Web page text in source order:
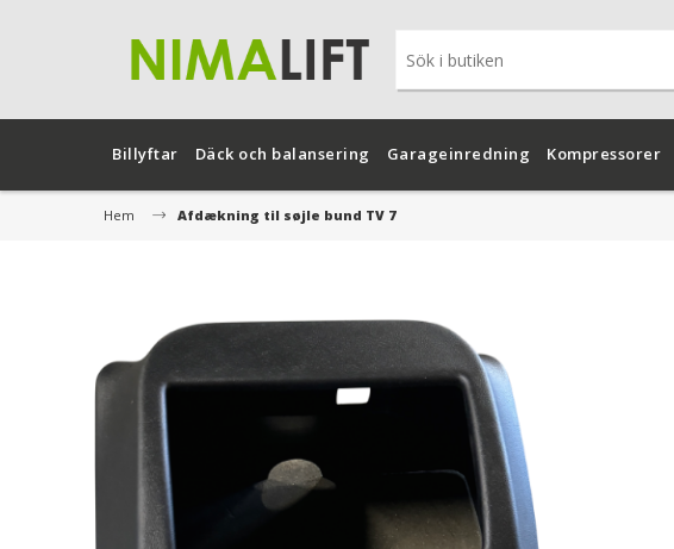
Billyftar Däck och balansering Garageinredning Kompressorer
Hem Afdækning til søjle bund TV 7